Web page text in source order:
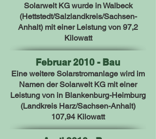
Solarwelt KG wurde in Walbeck
(Hettstedt/Salzlandkreis/Sachsen-
Anhalt) mit einer Leistung von 97,2
Kilowatt
Februar 2010 - Bau
Eine weitere Solarstromanlage wird im
Namen der Solarwelt KG mit einer
Leistung von in Blankenburg-Heimburg
(Landkreis Harz/Sachsen-Anhalt)
107,94 Kilowatt